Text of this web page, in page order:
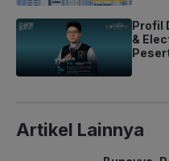
Profil
&
Artikel Lainnya